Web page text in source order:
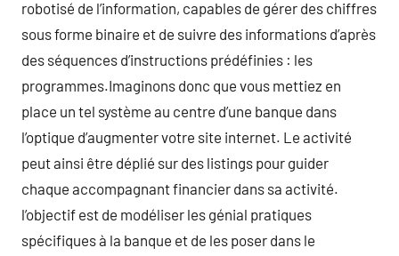
robotisé de l’information, capables de gérer des chiffres
sous forme binaire et de suivre des informations d’après
des séquences d’instructions prédéfinies : les
programmes.Imaginons donc que vous mettiez en
place un tel système au centre d’une banque dans
l’optique d’augmenter votre site internet. Le activité
peut ainsi être déplié sur des listings pour guider
chaque accompagnant financier dans sa activité.
l’objectif est de modéliser les génial pratiques
spécifiques à la banque et de les poser dans le